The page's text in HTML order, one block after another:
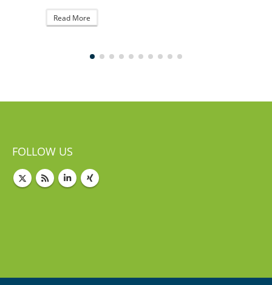
Read More
FOLLOW US